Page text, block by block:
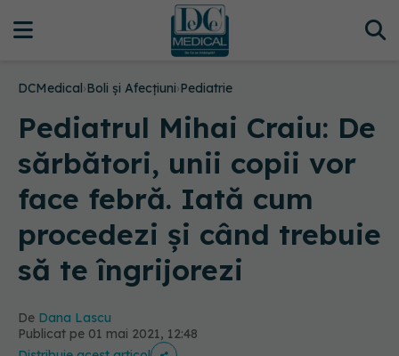
DCMedical›Boli și Afecțiuni›Pediatrie
Pediatrul Mihai Craiu: De
sărbători, unii copii vor
face febră. Iată cum
procedezi și când trebuie
să te îngrijorezi
De Dana Lascu
Publicat pe 01 mai 2021, 12:48